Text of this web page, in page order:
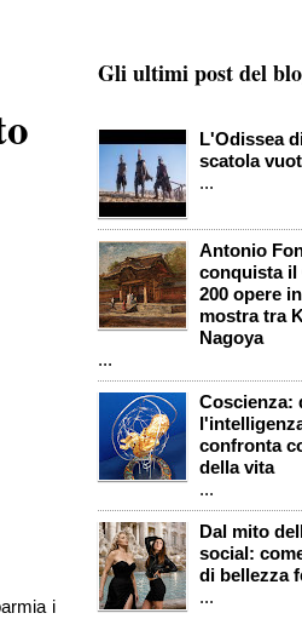
i
Gli ultimi post del
L'Odissea
scatola
...
Antonio
conquista il
200 opere
mostra tra
Nagoya
...
Coscienza:
confronta
della vita
...
Dal mito
social:
di bellezza
...